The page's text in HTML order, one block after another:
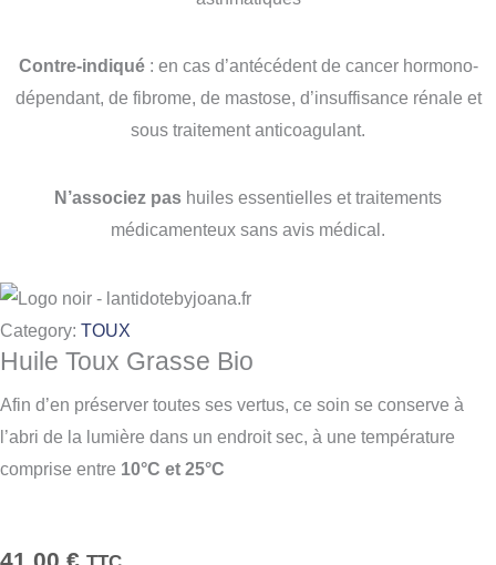
Contre-indiqué: en cas d’antécédent de cancer hormono-
dépendant, de fibrome, de mastose, d’insuffisance rénale et
sous traitement anticoagulant.
N’associez pas huiles essentielles et traitements
médicamenteux sans avis médical.
Category: TOUX
Huile Toux Grasse Bio
Afin d’en préserver toutes ses vertus, ce soin se conserve à
l’abri de la lumière dans un endroit sec, à une température
comprise entre 10°C et 25°C
41,00 €